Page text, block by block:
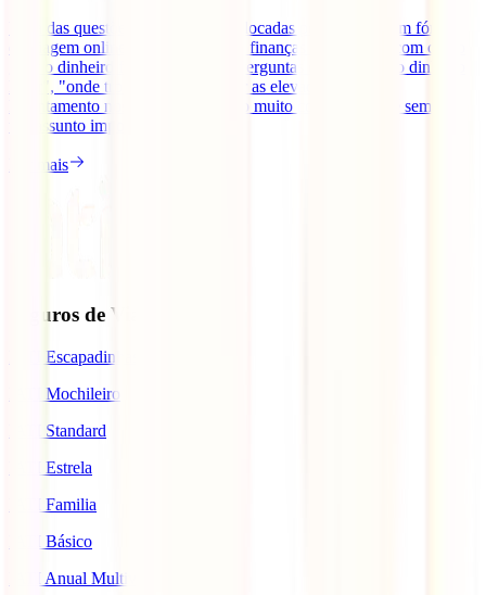
Uma das questões muitas vezes colocadas por viajantes em fóruns
de viagem online tem a ver com as finanças em viagem, com como
gerir o dinheiro fora de Portugal. Perguntas como "quanto dinheiro
levar", "onde trocar", "como evitar as elevadas taxas de
levantamento nos multibancos" são muito comuns. Este é sempre
um assunto importante no [...]
Ler mais
Seguros de Viagem
IATI Escapadinhas
IATI Mochileiro
IATI Standard
IATI Estrela
IATI Familia
IATI Básico
IATI Anual Multiviagem